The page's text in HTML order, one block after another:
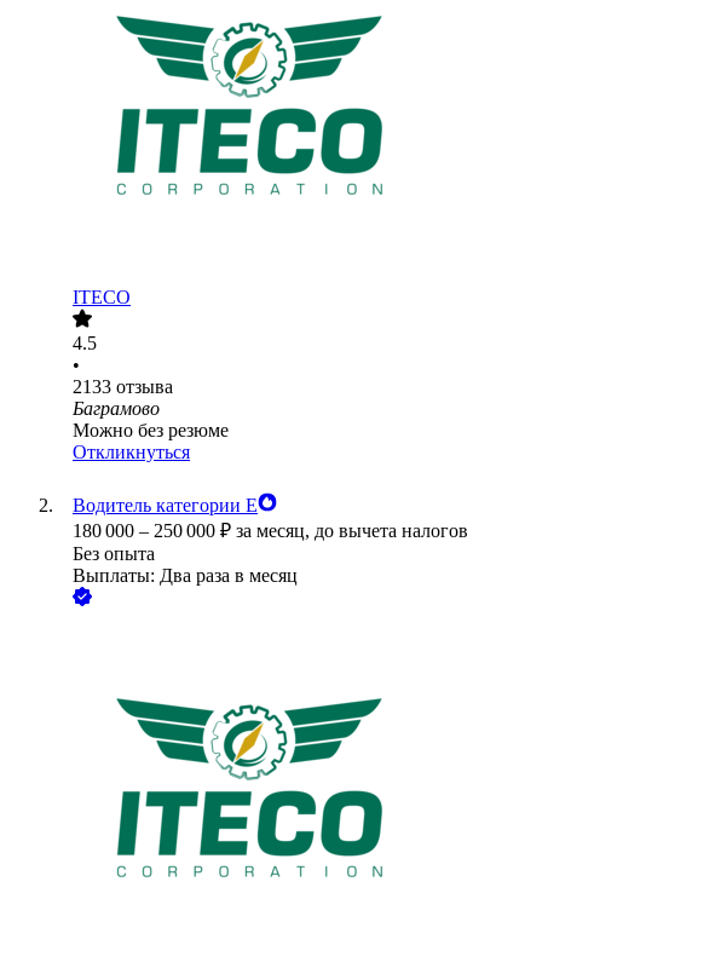
ITECO
4.5
•
2133 отзыва
Баграмово
Можно без резюме
Откликнуться
Водитель категории Е
180 000 – 250 000 ₽ за месяц, до вычета налогов
Без опыта
Выплаты: Два раза в месяц